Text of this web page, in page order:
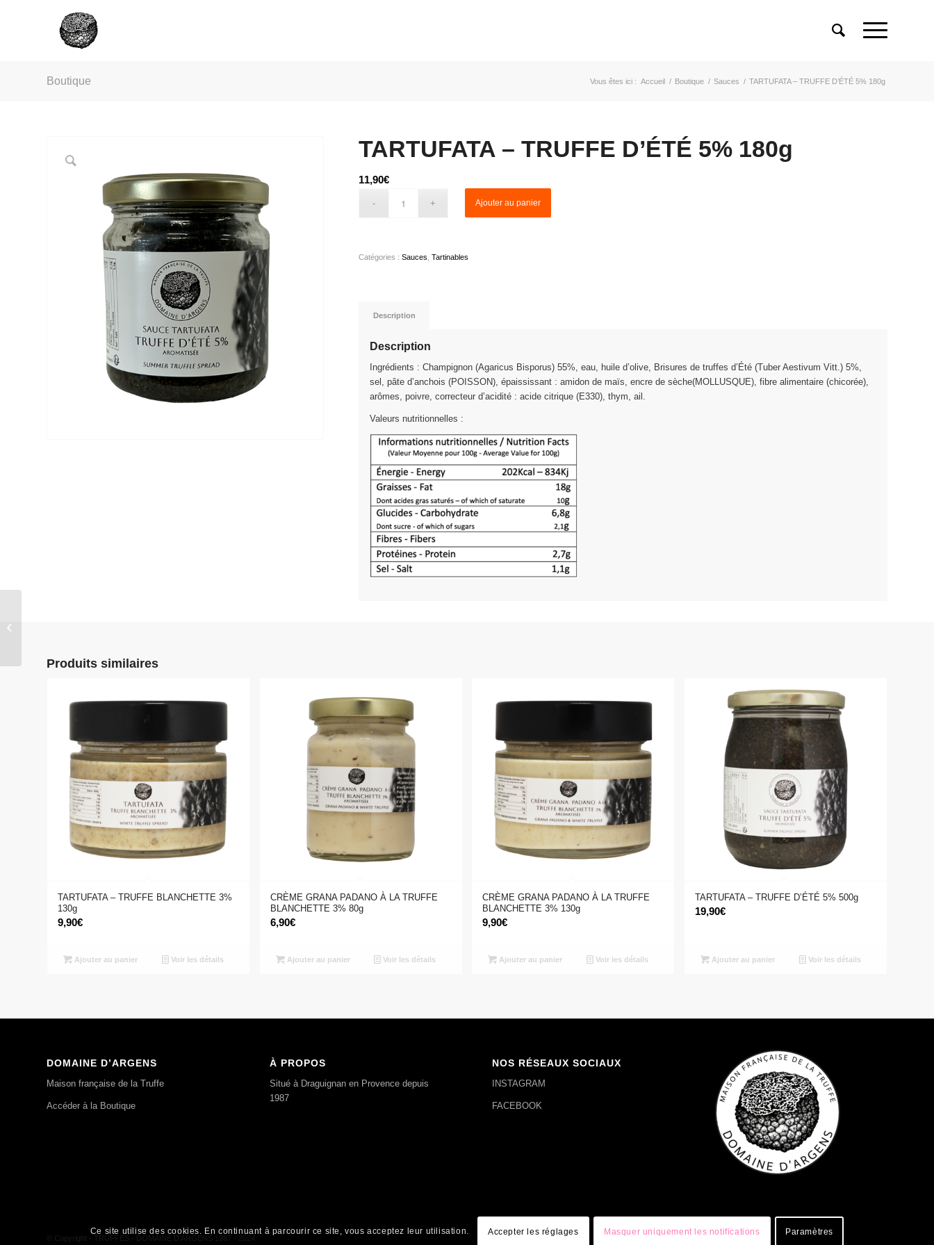
Boutique Vous êtes ici : Accueil / Boutique / Sauces / TARTUFATA – TRUFFE D’ÉTÉ 5% 180g
TARTUFATA – TRUFFE D’ÉTÉ 5% 180g
11,90€
Ajouter au panier
Catégories :Sauces ,Tartinables
Description
Description
Ingrédients : Champignon (Agaricus Bisporus) 55%, eau, huile d’olive, Brisures de truffes d’Été (Tuber Aestivum Vitt.) 5%,
sel, pâte d’anchois (POISSON), épaississant : amidon de maïs, encre de sèche(MOLLUSQUE), fibre alimentaire (chicorée),
arômes, poivre, correcteur d’acidité : acide citrique (E330), thym, ail.
Valeurs nutritionnelles :
Produits similaires
TARTUFATA – TRUFFE BLANCHETTE 3%
130g
9,90€
Ajouter au panier Voir les détails
CRÈME GRANA PADANO À LA TRUFFE
BLANCHETTE 3% 80g
6,90€
Ajouter au panier Voir les détails
CRÈME GRANA PADANO À LA TRUFFE
BLANCHETTE 3% 130g
9,90€
Ajouter au panier Voir les détails
TARTUFATA – TRUFFE D’ÉTÉ 5% 500g
19,90€
Ajouter au panier Voir les détails
DOMAINE D’ARGENS
Maison française de la Truffe
Accéder à la Boutique
À PROPOS
Situé à Draguignan en Provence depuis
1987
NOS RÉSEAUX SOCIAUX
INSTAGRAM
FACEBOOK
© Copyright - TRUFFES - DOMAINE D'ARGENS 1987 - 2024
Ce site utilise des cookies. En continuant à parcourir ce site, vous acceptez leur utilisation. Accepter les réglages Masquer uniquement les notifications Paramètres